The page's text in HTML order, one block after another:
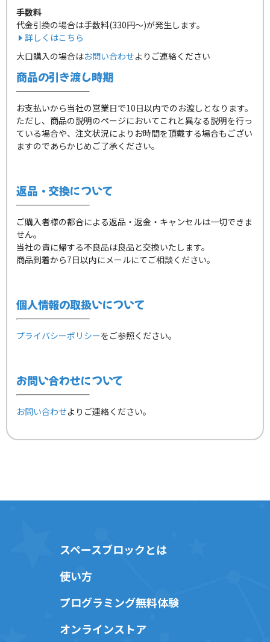
手数料
代金引換の場合は手数料(330円～)が発生します。
詳しくはこちら
大口購入の場合はお問い合わせよりご連絡ください
商品の引き渡し時期
お支払いから当社の営業日で10日以内でのお渡しとなります。
ただし、商品の説明のページにおいてこれと異なる説明を行っ
ている場合や、注文状況によりお時間を頂戴する場合もござい
ますのであらかじめご了承ください。
返品・交換について
ご購入者様の都合による返品・返金・キャンセルは一切できま
せん。
当社の責に帰する不良品は良品と交換いたします。
商品到着から7日以内にメールにてご相談ください。
個人情報の取扱いについて
プライバシーポリシーをご参照ください。
お問い合わせについて
お問い合わせよりご連絡ください。
スペースブロックとは
使い方
プログラミング無料体験
オンラインストア